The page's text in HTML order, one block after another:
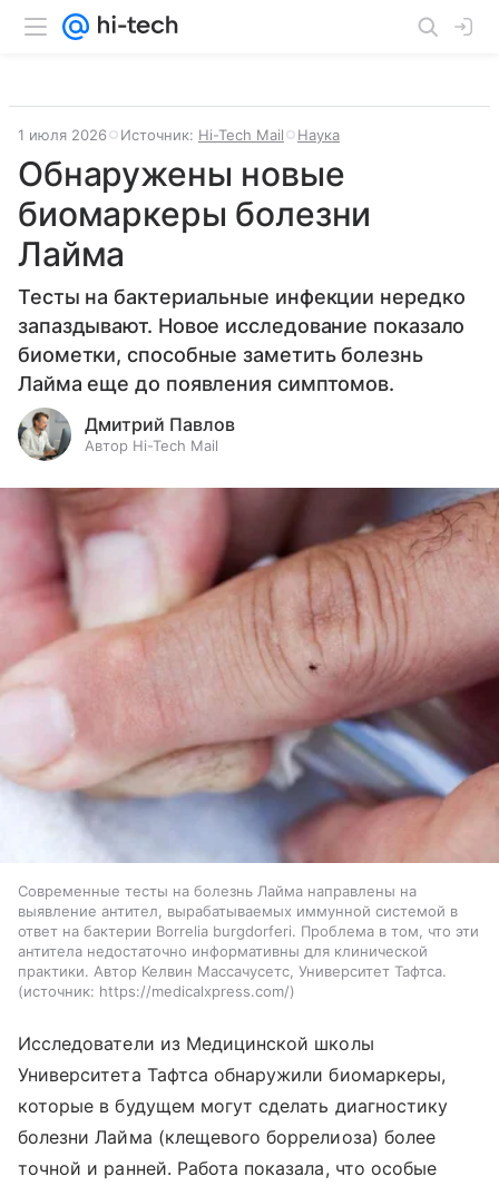
1 июля 2026 Источник: Hi-Tech Mail Наука
Обнаружены новые
биомаркеры болезни
Лайма
Тесты на бактериальные инфекции нередко
запаздывают. Новое исследование показало
биометки, способные заметить болезнь
Лайма еще до появления симптомов.
Дмитрий Павлов
Автор Hi-Tech Mail
Современные тесты на болезнь Лайма направлены на
выявление антител, вырабатываемых иммунной системой в
ответ на бактерии Borrelia burgdorferi. Проблема в том, что эти
антитела недостаточно информативны для клинической
практики. Автор Келвин Массачусетс, Университет Тафтса.
источник: https://medicalxpress.com/
Исследователи из Медицинской школы
Университета Тафтса обнаружили биомаркеры,
которые в будущем могут сделать диагностику
болезни Лайма (клещевого боррелиоза) более
точной и ранней. Работа показала, что особые